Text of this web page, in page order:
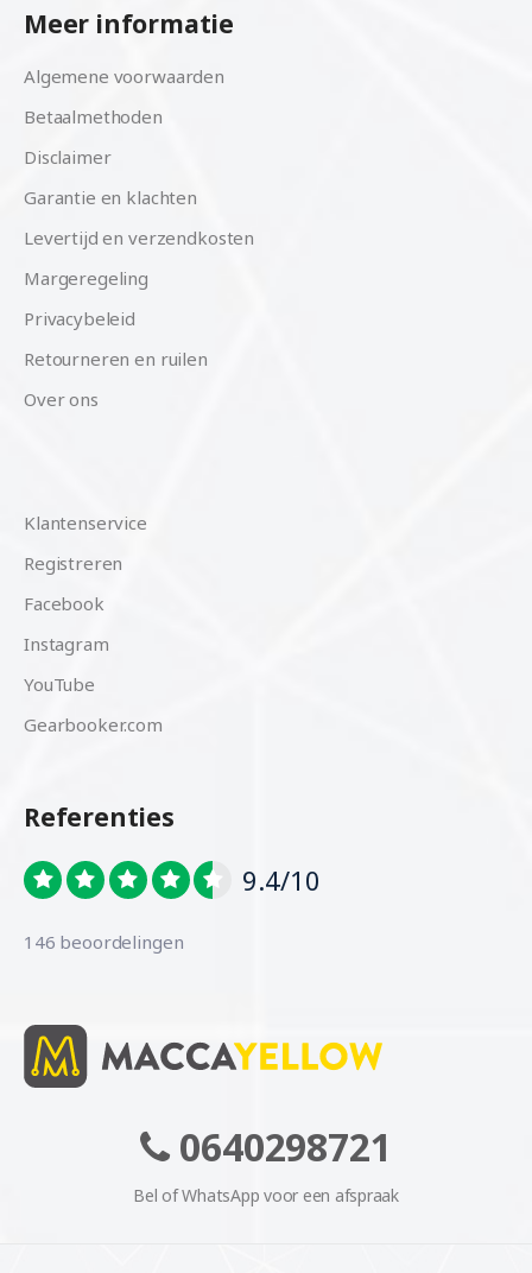
Meer informatie
Algemene voorwaarden
Betaalmethoden
Disclaimer
Garantie en klachten
Levertijd en verzendkosten
Margeregeling
Privacybeleid
Retourneren en ruilen
Over ons
Klantenservice
Registreren
Facebook
Instagram
YouTube
Gearbooker.com
Referenties
9.4/10
146 beoordelingen
0640298721
Bel of WhatsApp voor een afspraak